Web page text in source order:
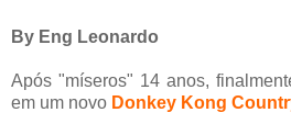
By Eng Leonardo
Após "míseros" 14 anos,
em um novo Donkey Kong